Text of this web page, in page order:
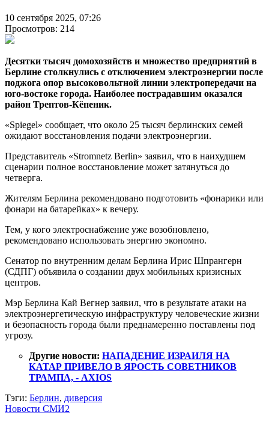
10 сентября 2025, 07:26
Просмотров: 214
Десятки тысяч домохозяйств и множество предприятий в
Берлине столкнулись с отключением электроэнергии после
поджога опор высоковольтной линии электропередачи на
юго-востоке города. Наиболее пострадавшим оказался
район Трептов-Кёпеник.
«Spiegel» сообщает, что около 25 тысяч берлинских семей
ожидают восстановления подачи электроэнергии.
Представитель «Stromnetz Berlin» заявил, что в наихудшем
сценарии полное восстановление может затянуться до
четверга.
Жителям Берлина рекомендовано подготовить «фонарики или
фонари на батарейках» к вечеру.
Тем, у кого электроснабжение уже возобновлено,
рекомендовано использовать энергию экономно.
Сенатор по внутренним делам Берлина Ирис Шпрангерн
(СДПГ) объявила о создании двух мобильных кризисных
центров.
Мэр Берлина Кай Вегнер заявил, что в результате атаки на
электроэнергетическую инфраструктуру человеческие жизни
и безопасность города были преднамеренно поставлены под
угрозу.
Другие новости: НАПАДЕНИЕ ИЗРАИЛЯ НА
КАТАР ПРИВЕЛО В ЯРОСТЬ СОВЕТНИКОВ
ТРАМПА, - AXIOS
Тэги: Берлин, диверсия
Новости СМИ2